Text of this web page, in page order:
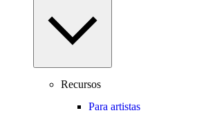
Recursos
Para artistas